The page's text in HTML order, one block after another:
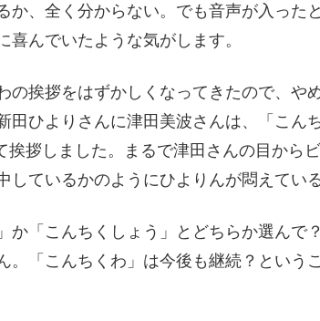
か、全く分からない。でも音声が入った
喜んでいたような気がします。
の挨拶をはずかしくなってきたので、や
田ひよりさんに津田美波さんは、「こん
挨拶しました。まるで津田さんの目から
しているかのようにひよりんが悶えてい
か「こんちくしょう」とどちらか選んで
。「こんちくわ」は今後も継続？という